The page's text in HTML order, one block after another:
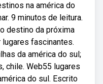
na américa do
9 minutos de leitura.
destino da próxima
lugares fascinantes.
da américa do sul;
chile. Web55 lugares
do sul. Escrito